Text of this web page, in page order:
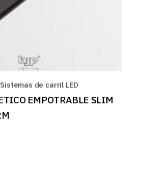
Sistemas de carril LED
EMPOTRABLE SLIM